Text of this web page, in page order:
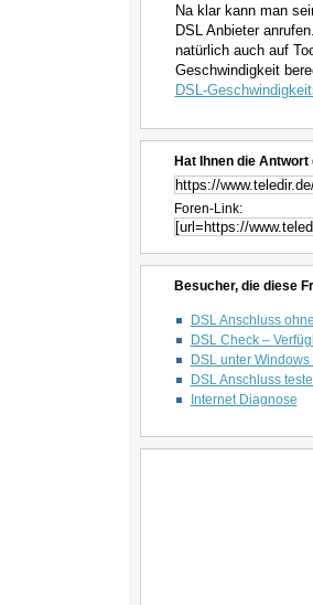
Na klar kann man
DSL Anbieter
natürlich auch auf
Geschwindigkeit
DSL-
Hat Ihnen die
Foren-Link:
Besucher, die diese
DSL Anschluss
DSL Check –
DSL unter
DSL Anschluss
Internet Diagnose